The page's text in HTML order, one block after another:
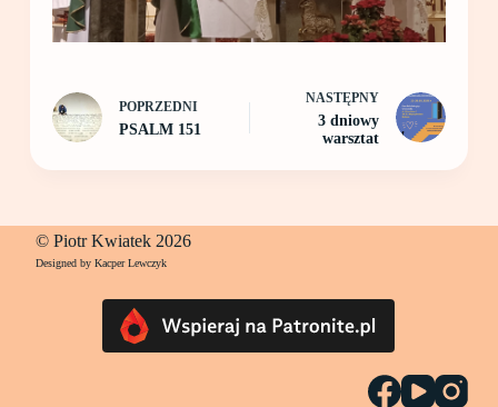
POPRZEDNI
PSALM 151
NASTĘPNY
3 dniowy
warsztat
© Piotr Kwiatek 2026
Designed by Kacper Lewczyk